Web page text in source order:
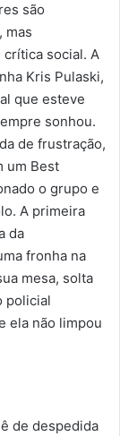
são
mas
social. A
Kris Pulaski,
que esteve
sonhou.
de frustração,
um Best
o grupo e
A primeira
da
fronha na
mesa, solta
policial
ela não limpou
de despedida